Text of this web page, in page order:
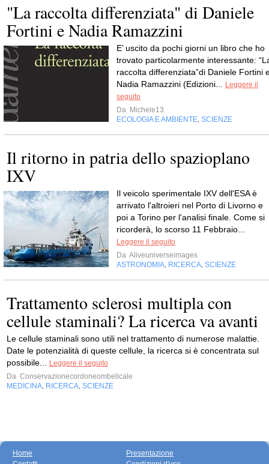
"La raccolta differenziata" di Daniele
Fortini e Nadia Ramazzini
E’ uscito da pochi giorni un libro che ho
trovato particolarmente interessante:
raccolta differenziata”di Daniele Fortini
Nadia Ramazzini (Edizioni...
Leggere il
seguito
Da Michele13
ECOLOGIA E AMBIENTE SCIENZE
Il ritorno in patria dello spazioplano
IXV
Il veicolo sperimentale IXV dell'ESA è
arrivato l'altroieri nel Porto di Livorno e
poi a Torino per l'analisi finale. Come si
ricorderà, lo scorso 11 Febbraio...
Leggere il seguito
Da Aliveuniverseimages
ASTRONOMIA RICERCA SCIENZE
Trattamento sclerosi multipla con
cellule staminali? La ricerca va avanti
Le cellule staminali sono utili nel trattamento di numerose malattie.
Date le potenzialità di queste cellule, la ricerca si è concentrata sul
possibile...
Leggere il seguito
Da Conservazionecordoneombelicale
MEDICINA RICERCA SCIENZE
Home
Presentazione